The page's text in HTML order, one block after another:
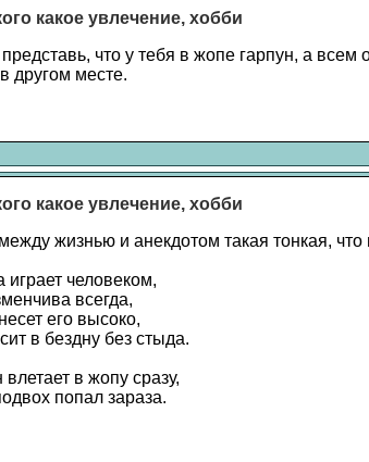
какое увлечение, хобби
представь, что у тебя в жопе гарпун, а
другом месте.
какое увлечение, хобби
жизнью и анекдотом такая тонкая, что
играет человеком,
всегда,
его высоко,
в бездну без стыда.
влетает в жопу сразу,
попал зараза.